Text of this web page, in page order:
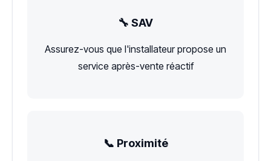
🔧 SAV
Assurez-vous que l'installateur propose un
service après-vente réactif
📞 Proximité